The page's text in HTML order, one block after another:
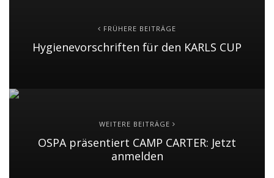
FRÜHERE BEITRÄGE
Hygienevorschriften für den KARLS CUP
WEITERE BEITRÄGE
OSPA präsentiert CAMP CARTER: Jetzt
anmelden